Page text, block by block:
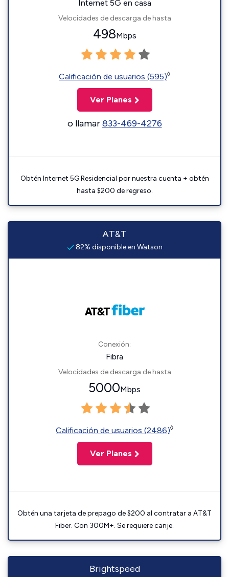
Internet 5G en casa
Velocidades de descarga de hasta
498Mbps
Calificación de usuarios (595)◊
Ver Planes
o llamar833-469-4276
Obtén Internet 5G Residencial por nuestra cuenta + obtén
hasta $200 de regreso.
AT&T
82% disponible en Watson
Conexión:
Fibra
Velocidades de descarga de hasta
5000Mbps
Calificación de usuarios (2486)◊
Ver Planes
Obtén una tarjeta de prepago de $200 al contratar a AT&T
Fiber. Con 300M+. Se requiere canje.
Brightspeed